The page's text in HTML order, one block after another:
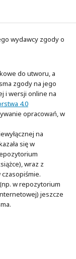
wydawcy zgody o
do utworu, a
zgody na jego
i wersji online na
4.0
opracowań, w
na
się w
wraz z
w repozytorium
jeszcze